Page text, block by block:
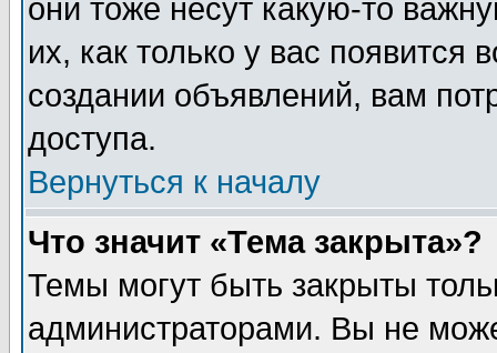
они тоже несут какую-то
их, как только у вас появится
создании объявлений, вам
доступа.
Вернуться к началу
Что значит «Тема закрыта»?
Темы могут быть закрыты
администраторами. Вы не